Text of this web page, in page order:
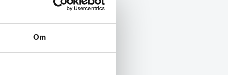
Om